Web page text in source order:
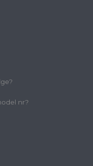
nr?